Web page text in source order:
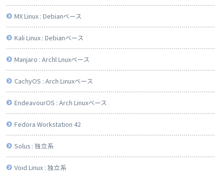
MX Linux : Debianベース
Kali Linux : Debianベース
Manjaro : Archl Lnuxベース
CachyOS : Arch Linuxベース
EndeavourOS : Arch Linuxベース
Fedora Workstation 42
Solus : 独立系
Void Linux : 独立系